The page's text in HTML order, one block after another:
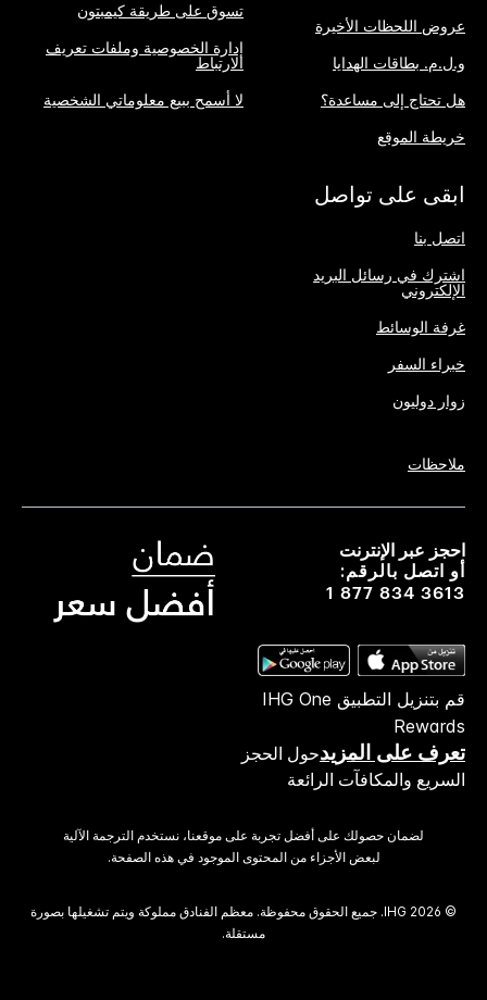
عروض اللحظات الأخيرة
و.ل.م. بطاقات الهدايا
هل تحتاج إلى مساعدة؟
خريطة الموقع
تسوق على طريقة كيمبتون
إدارة الخصوصية وملفات تعريف
الارتباط
لا أسمح ببيع معلوماتي الشخصية
ابقى على تواصل
اتصل بنا
اشترك في رسائل البريد
الإلكتروني
غرفة الوسائط
خبراء السفر
زوار دوليون
ملاحظات
احجز عبر الإنترنت
أو اتصل بالرقم:
1 877 834 3613
قم بتنزيل التطبيق IHG One
Rewards
تعرف على المزيدحول الحجز
السريع والمكافآت الرائعة
لضمان حصولك على أفضل تجربة على موقعنا، نستخدم الترجمة الآلية
لبعض الأجزاء من المحتوى الموجود في هذه الصفحة.
© 2026 IHG. ‫جميع الحقوق محفوظة.‬ معظم الفنادق مملوكة ويتم تشغيلها بصورة
مستقلة.